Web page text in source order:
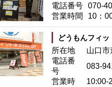
電話番号 070-
営業時間
10：
どうもんフィッ
所在地
山口
電話番
号
083-
営業時
10:00-